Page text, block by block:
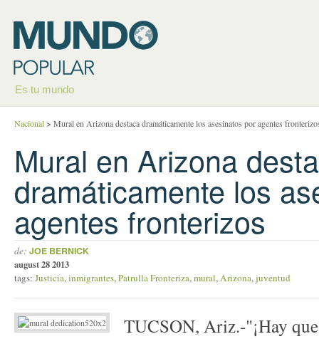
Es tu mundo
Nacional> Mural en Arizona destaca dramáticamente los asesinatos por agentes
Mural en Arizona
dramáticamente los
agentes fronterizos
de: JOE BERNICK
august 28 2013
tags: Justicia,inmigrantes,Patrulla Fronteriza,mural,Arizona,juventud
TUCSON, Ariz.-"¡Hay